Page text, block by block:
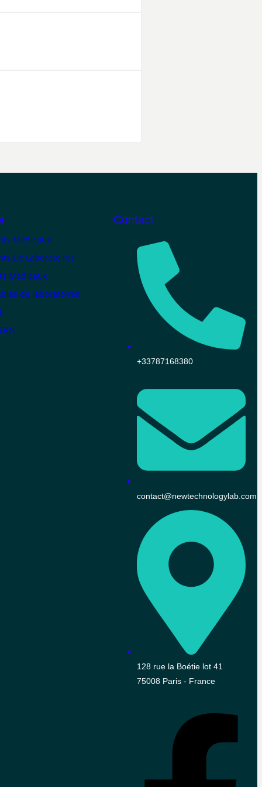
Médicaux
De Laboratoires
Médicaux
de laboratoires
Contact
+33787168380
contact@newtechnologylab.com
128 rue la Boétie lot 41
75008 Paris - France